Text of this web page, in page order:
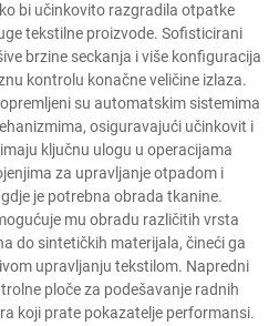
bi učinkovito razgradila otpatke
tekstilne proizvode. Sofisticirani
brzine seckanja i više konfiguracija
kontrolu konačne veličine izlaza.
su automatskim sistemima
osiguravajući učinkovit i
ključnu ulogu u operacijama
za upravljanje otpadom i
je potrebna obrada tkanine.
mu obradu različitih vrsta
do sintetičkih materijala, čineći ga
upravljanju tekstilom. Napredni
ploče za podešavanje radnih
koji prate pokazatelje performansi.